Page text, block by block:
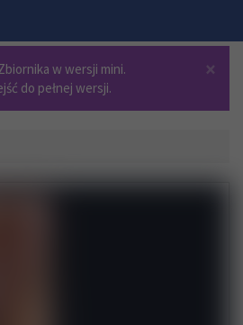
×
w wersji mini.
do pełnej wersji.